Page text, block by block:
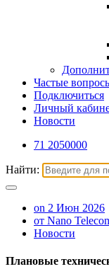
Частые
Подключиться
Личный
Новости
71 2050000
Найти:
on 2 Июн 2026
от Nano
Новости
Плановые